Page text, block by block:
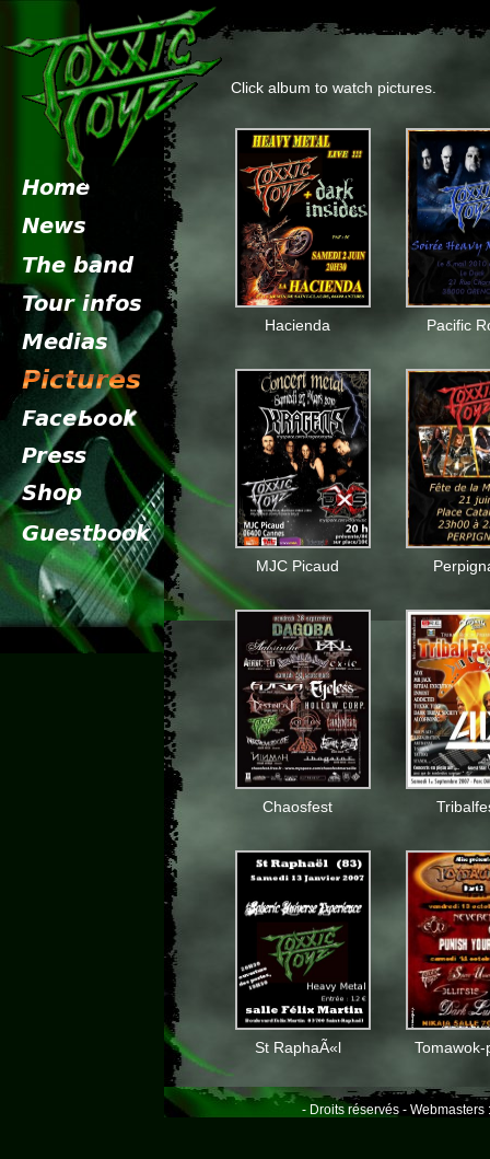
Click album to watch pictures.
Hacienda Pacific
MJC Picaud
Chaosfest
St RaphaÃ«l Tomawok-
- Droits réservés - Webmasters